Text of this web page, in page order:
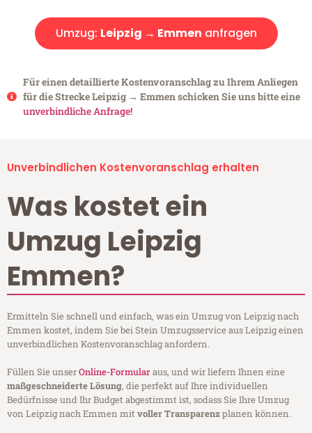
Umzug: Leipzig → Emmen anfragen
Für einen detaillierte Kostenvoranschlag zu Ihrem Anliegen
für die Strecke Leipzig → Emmen schicken Sie uns bitte eine
unverbindliche Anfrage!
Unverbindlichen Kostenvoranschlag erhalten
Was kostet ein
Umzug Leipzig
Emmen?
Ermitteln Sie schnell und einfach, was ein Umzug von Leipzig nach
Emmen kostet, indem Sie bei Stein Umzugsservice aus Leipzig einen
unverbindlichen Kostenvoranschlag anfordern.
Füllen Sie unserOnline-Formularaus, und wir liefern Ihnen eine
maßgeschneiderte Lösung, die perfekt auf Ihre individuellen
Bedürfnisse und Ihr Budget abgestimmt ist, sodass Sie Ihre Umzug
von Leipzig nach Emmen mitvoller Transparenzplanen können.